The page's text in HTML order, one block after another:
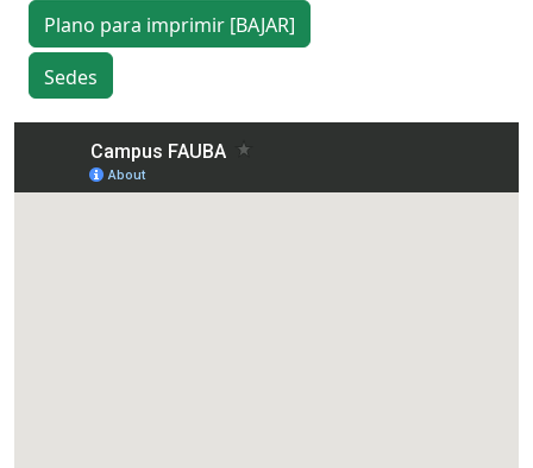
Plano para imprimir [BAJAR]
Sedes